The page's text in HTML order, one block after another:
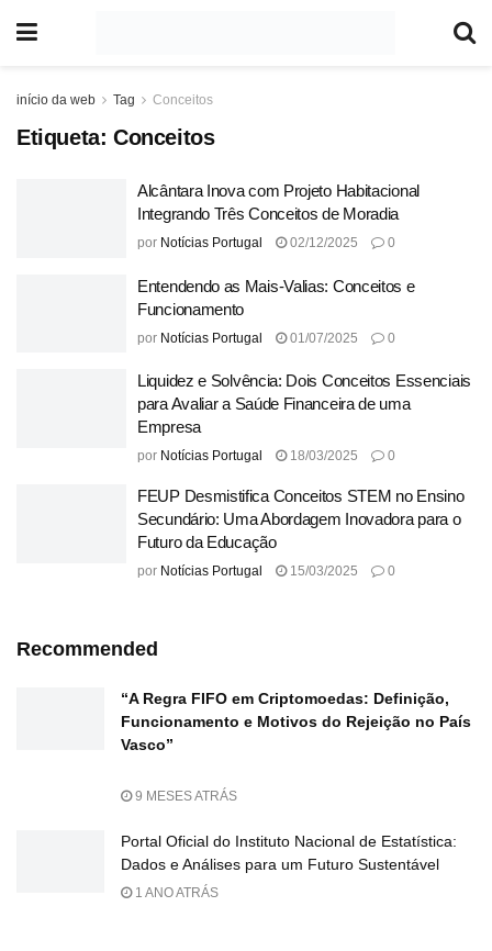
início da web Tag Conceitos
Etiqueta: Conceitos
Alcântara Inova com Projeto Habitacional
Integrando Três Conceitos de Moradia
por Notícias Portugal 02/12/2025 0
Entendendo as Mais-Valias: Conceitos e
Funcionamento
por Notícias Portugal 01/07/2025 0
Liquidez e Solvência: Dois Conceitos Essenciais
para Avaliar a Saúde Financeira de uma
Empresa
por Notícias Portugal 18/03/2025 0
FEUP Desmistifica Conceitos STEM no Ensino
Secundário: Uma Abordagem Inovadora para o
Futuro da Educação
por Notícias Portugal 15/03/2025 0
Recommended
“A Regra FIFO em Criptomoedas: Definição,
Funcionamento e Motivos do Rejeição no País
Vasco”
9 MESES ATRÁS
Portal Oficial do Instituto Nacional de Estatística:
Dados e Análises para um Futuro Sustentável
1 ANO ATRÁS